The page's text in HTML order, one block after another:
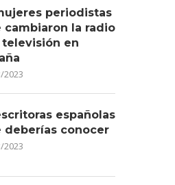
periodistas
cambiaron la radio
televisión en
2023
españolas
deberías conocer
2023